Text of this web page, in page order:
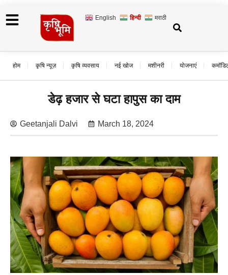
English हिन्दी मराठी
होम कृषि न्यूज़ कृषि व्यवसाय नई खोज मशीनरी योजनाएं
डेढ़ हजार से घटा हापुस का दाम
Geetanjali Dalvi March 18, 2024